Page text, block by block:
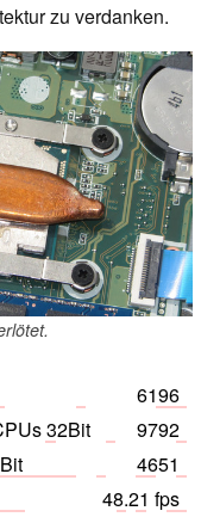
zu verdanken.
6196
32Bit
9792
4651
48.21 fps